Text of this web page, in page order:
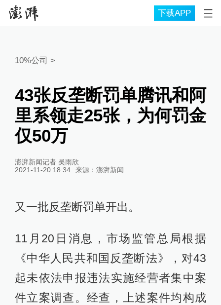
下载APP
10%公司 >
43张反垄断罚单腾讯和阿
里系领走25张，为何罚金
仅50万
澎湃新闻记者 吴雨欣
2021-11-20 18:34
来源： 澎湃新闻
又一批反垄断罚单开出。
11月20日消息，市场监管总局根据
《中华人民共和国反垄断法》，对43
起未依法申报违法实施经营者集中案
件立案调查。经查，上述案件均构成